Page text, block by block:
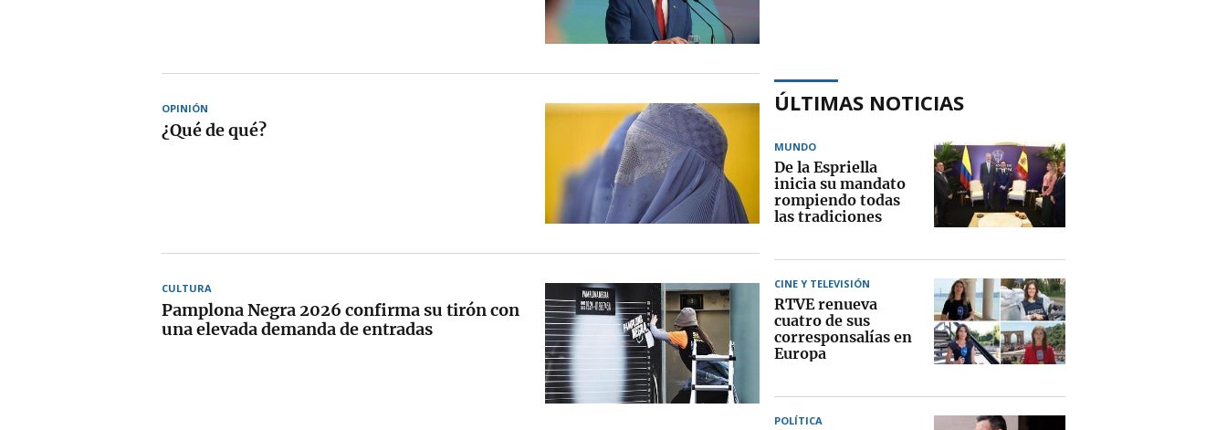
OPINIÓN
¿Qué de qué?
CULTURA
Pamplona Negra 2026 confirma su tirón con
una elevada demanda de entradas
ÚLTIMAS NOTICIAS
MUNDO
De la Espriella
inicia su mandato
rompiendo todas
las tradiciones
CINE Y TELEVISIÓN
RTVE renueva
cuatro de sus
corresponsalías en
Europa
POLÍTICA